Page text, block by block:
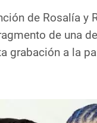
de Rosalía
de una
grabación a la